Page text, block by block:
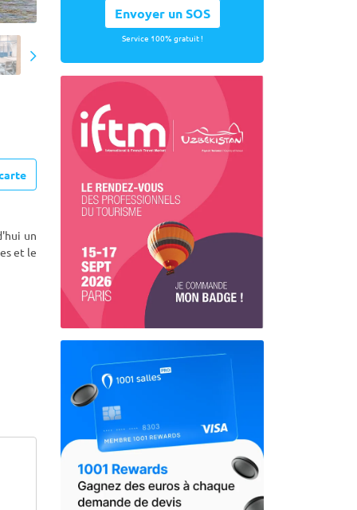
un
es et le
Envoyer un SOS
Service 100% gratuit !